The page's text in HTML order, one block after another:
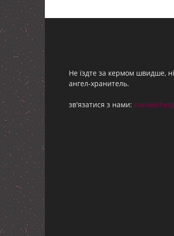
Не їздте за кермом швидше,
ангел-хранитель.
зв'язатися з нами: